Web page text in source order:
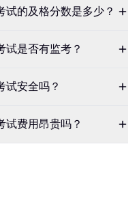
的及格分数是多少？
是否有监考？
安全吗？
费用昂贵吗？